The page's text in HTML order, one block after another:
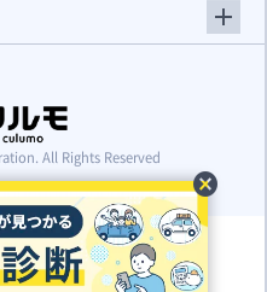
cancel
All Rights Reserved